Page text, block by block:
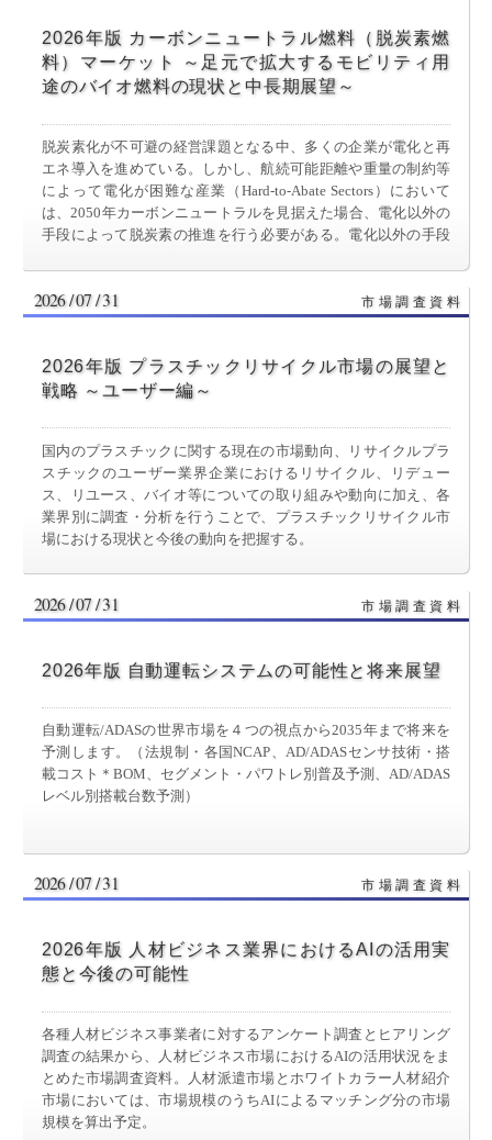
2026年版 カーボンニュートラル燃料（脱炭素燃
料）マーケット ～足元で拡大するモビリティ用
途のバイオ燃料の現状と中長期展望～
脱炭素化が不可避の経営課題となる中、多くの企業が電化と再
エネ導入を進めている。しかし、航続可能距離や重量の制約等
によって電化が困難な産業（Hard-to-Abate Sectors）において
は、2050年カーボンニュートラルを見据えた場合、電化以外の
手段によって脱炭素の推進を行う必要がある。電化以外の手段
ーチとして有力視されており、市場が立ち上がっている。
2026 / 07 / 31
2026年版 プラスチックリサイクル市場の展望と
戦略 ～ユーザー編～
国内のプラスチックに関する現在の市場動向、リサイクルプラ
スチックのユーザー業界企業におけるリサイクル、リデュー
ス、リユース、バイオ等についての取り組みや動向に加え、各
業界別に調査・分析を行うことで、プラスチックリサイクル市
場における現状と今後の動向を把握する。
2026 / 07 / 31
2026年版 自動運転システムの可能性と将来展望
自動運転/ADASの世界市場を４つの視点から2035年まで将来を
予測します。（法規制・各国NCAP、AD/ADASセンサ技術・搭
載コスト＊BOM、セグメント・パワトレ別普及予測、AD/ADAS
レベル別搭載台数予測）
2026 / 07 / 31
2026年版 人材ビジネス業界におけるAIの活用実
態と今後の可能性
各種人材ビジネス事業者に対するアンケート調査とヒアリング
調査の結果から、人材ビジネス市場におけるAIの活用状況をま
とめた市場調査資料。人材派遣市場とホワイトカラー人材紹介
市場においては、市場規模のうちAIによるマッチング分の市場
規模を算出予定。